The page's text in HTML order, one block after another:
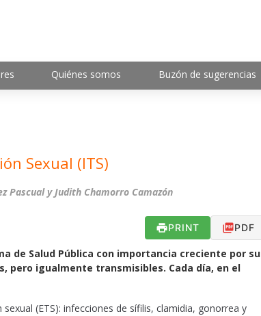
Quiénes somos Buzón de sugerencias
Sexual (ITS)
Pascual y Judith Chamorro Camazón
PRINT PDF
de Salud Pública con importancia creciente por su
pero igualmente transmisibles. Cada día, en el
(ETS): infecciones de sífilis, clamidia, gonorrea y